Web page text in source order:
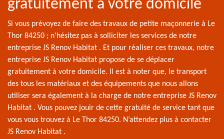
gratuitement à votre domicile
Si vous prévoyez de faire des travaux de petite maçonnerie à Le
Thor 84250 ; n’hésitez pas à solliciter les services de notre
entreprise JS Renov Habitat . Et pour réaliser ces travaux, notre
entreprise JS Renov Habitat propose de se déplacer
gratuitement à votre domicile. Il est à noter que, le transport
des tous les matériaux et des équipements que nous allons
utiliser sera également à la charge de notre entreprise JS Renov
Habitat . Vous pouvez jouir de cette gratuité de service tant que
vous vous trouvez à Le Thor 84250. N’attendez plus à contacter
JS Renov Habitat .